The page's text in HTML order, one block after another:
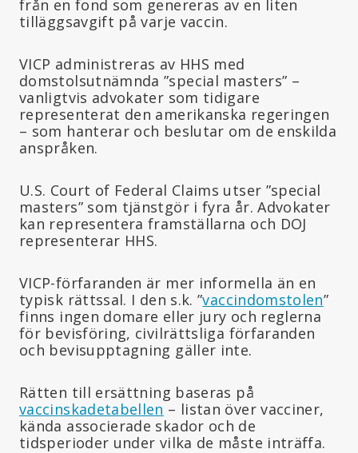
från en fond som genereras av en liten
tilläggsavgift på varje vaccin.
VICP administreras av HHS med
domstolsutnämnda ”special masters” –
vanligtvis advokater som tidigare
representerat den amerikanska regeringen
– som hanterar och beslutar om de enskilda
anspråken.
U.S. Court of Federal Claims utser ”special
masters” som tjänstgör i fyra år. Advokater
kan representera framställarna och DOJ
representerar HHS.
VICP-förfaranden är mer informella än en
typisk rättssal. I den s.k. ”vaccindomstolen”
finns ingen domare eller jury och reglerna
för bevisföring, civilrättsliga förfaranden
och bevisupptagning gäller inte.
Rätten till ersättning baseras på
vaccinskadetabellen – listan över vacciner,
kända associerade skador och de
tidsperioder under vilka de måste inträffa.